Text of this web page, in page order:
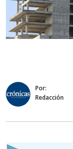
Por:
Redacción